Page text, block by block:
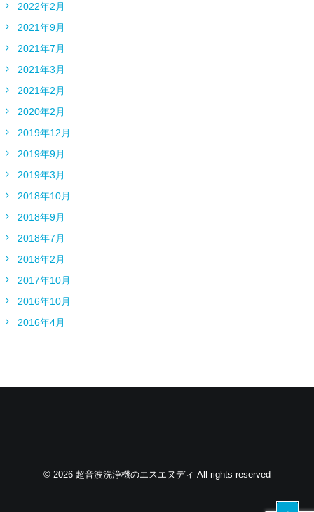
2022年2月
2021年9月
2021年7月
2021年3月
2021年2月
2020年2月
2019年12月
2019年9月
2019年3月
2018年10月
2018年9月
2018年7月
2018年2月
2017年10月
2016年10月
2016年4月
© 2026 超音波洗浄機のエスエヌディ All rights reserved